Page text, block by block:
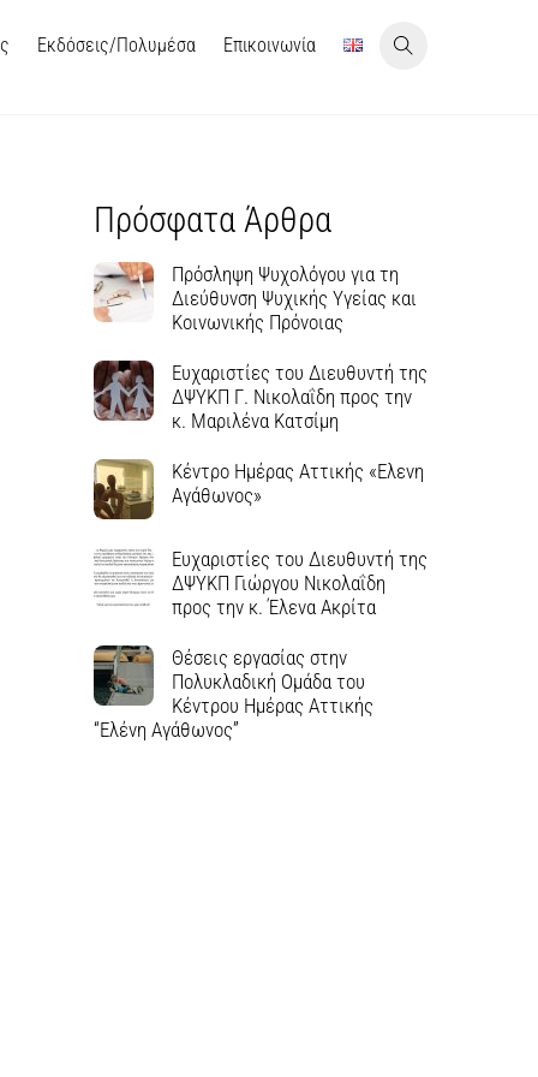
Εκδόσεις/Πολυμέσα Επικοινωνία
Πρόσφατα Άρθρα
Πρόσληψη Ψυχολόγου για τη
Διεύθυνση Ψυχικής Υγείας και
Κοινωνικής Πρόνοιας
Ευχαριστίες του Διευθυντή της
ΔΨΥΚΠ Γ. Νικολαΐδη προς την
κ. Μαριλένα Κατσίμη
Κέντρο Ημέρας Αττικής «Ελενη
Αγάθωνος»
Ευχαριστίες του Διευθυντή της
ΔΨΥΚΠ Γιώργου Νικολαΐδη
προς την κ. Έλενα Ακρίτα
Θέσεις εργασίας στην
Πολυκλαδική Ομάδα του
Κέντρου Ημέρας Αττικής
“Ελένη Αγάθωνος”